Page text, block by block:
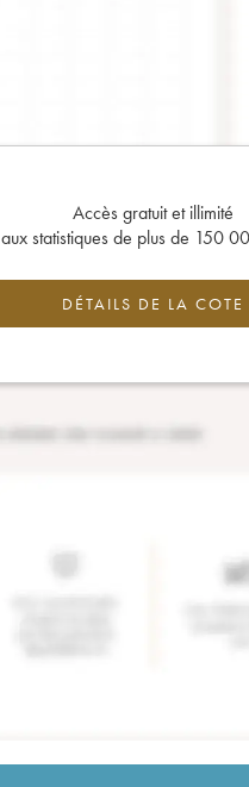
Accès gratuit et illimité
aux statistiques de plus de 150
DÉTAILS DE LA COTE